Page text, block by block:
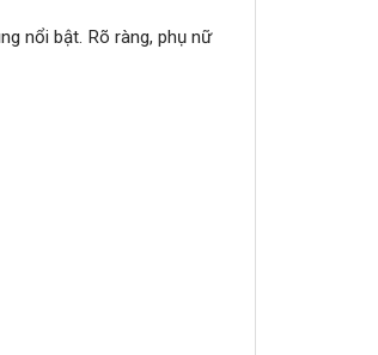
nổi bật. Rõ ràng, phụ nữ